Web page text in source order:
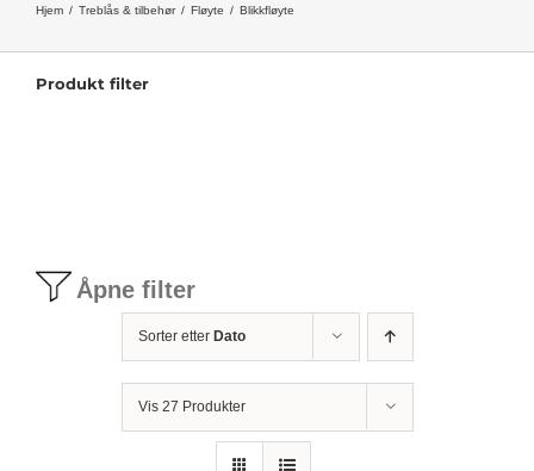
Instrumenter og tilbehør
Bager/ etuier
Hjem Treblås & tilbehør Fløyte Blikkfløyte
Åpne filter
Sorter etter Dato
Vis 27 Produkter
Produkt filter